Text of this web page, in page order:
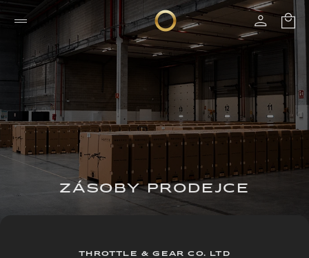
ZÁSOBY PRODEJCE
THROTTLE & GEAR CO. LTD